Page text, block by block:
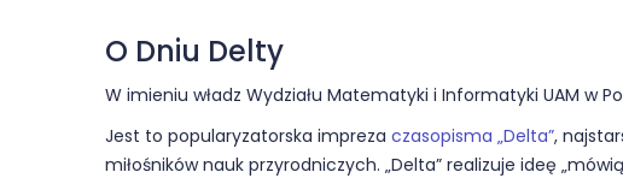
O Dniu Delty
W imieniu władz Wydziału Matematyki i Informatyki UAM w
Jest to popularyzatorska impreza czasopisma „Delta”,
miłośników nauk przyrodniczych. „Delta” realizuje ideę